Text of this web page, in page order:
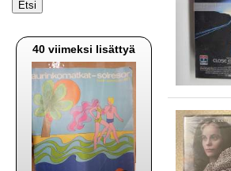
40 viimeksi lisättyä